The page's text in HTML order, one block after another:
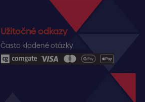
Užitočné odkazy
Často kladené otázky